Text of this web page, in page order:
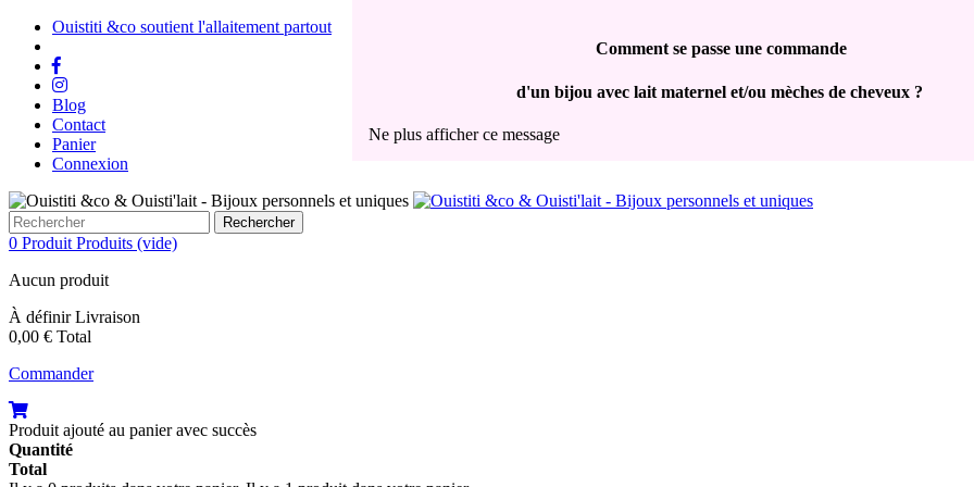
Ouistiti &co soutient l'allaitement partout
Blog
Contact
Panier
Connexion
Rechercher
0 Produit Produits (vide)
Aucun produit
À définirLivraison
0,00 € Total
Commander
Produit ajouté au panier avec succès
Quantité
Total
Comment se passe une commande
d'un bijou avec lait maternel et/ou mèches de cheveux ?
Pour rappel, nous livrons PARTOUT dans le monde :)
Ne plus afficher ce message